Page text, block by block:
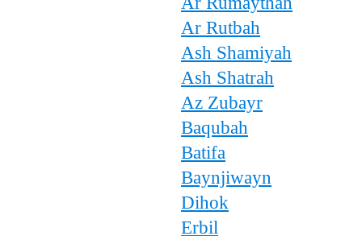
Ar Rutbah
Ash Shamiyah
Ash Shatrah
Az Zubayr
Baqubah
Batifa
Baynjiwayn
Dihok
Erbil